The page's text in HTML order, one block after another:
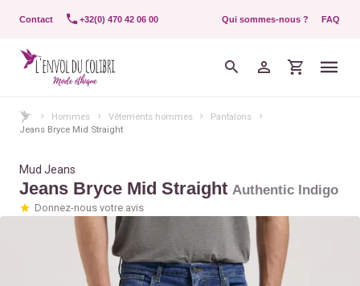
Contact +32(0) 470 42 06 00 Qui sommes-nous ? FAQ
Hommes Vêtements hommes
Pantalons
Jeans Bryce Mid Straight
Mud Jeans
Jeans Bryce Mid Straight Authentic Indigo
Donnez-nous votre avis